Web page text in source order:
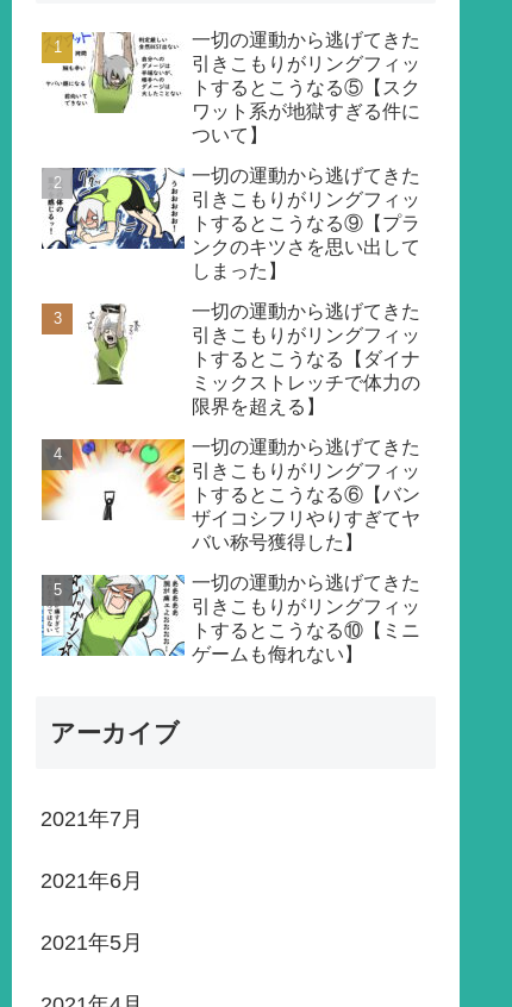
一切の運動から逃げてきた
引きこもりがリングフィッ
トするとこうなる⑤【スク
ワット系が地獄すぎる件に
ついて】
一切の運動から逃げてきた
引きこもりがリングフィッ
トするとこうなる⑨【プラ
ンクのキツさを思い出して
しまった】
一切の運動から逃げてきた
引きこもりがリングフィッ
トするとこうなる【ダイナ
ミックストレッチで体力の
限界を超える】
一切の運動から逃げてきた
引きこもりがリングフィッ
トするとこうなる⑥【バン
ザイコシフリやりすぎてヤ
バい称号獲得した】
一切の運動から逃げてきた
引きこもりがリングフィッ
トするとこうなる⑩【ミニ
ゲームも侮れない】
アーカイブ
2021年7月
2021年6月
2021年5月